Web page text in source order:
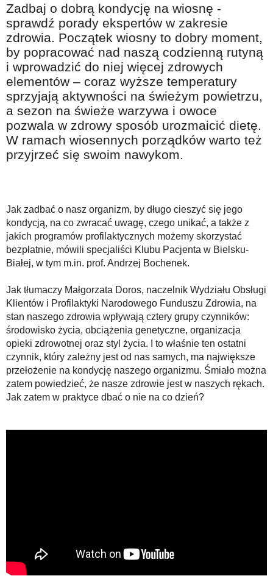
Na wesoło
Hobby i pasje
Żyj aktywnie
60plus - najcenniejsi klienci
Dobra opieka
Warto naśladować
Coś dla ducha
Smacznie i zdrowo
Stop samotności
Z internetem za pan brat
Bezpiecznie i w zgodzie z prawem
Zadbaj o dobrą kondycję na wiosnę -
sprawdź porady ekspertów w zakresie
zdrowia. Początek wiosny to dobry moment,
by popracować nad naszą codzienną rutyną
i wprowadzić do niej więcej zdrowych
elementów – coraz wyższe temperatury
sprzyjają aktywności na świeżym powietrzu,
a sezon na świeże warzywa i owoce
pozwala w zdrowy sposób urozmaicić dietę.
W ramach wiosennych porządków warto też
przyjrzeć się swoim nawykom.
Jak zadbać o nasz organizm, by długo cieszyć się jego
kondycją, na co zwracać uwagę, czego unikać, a także z
jakich programów profilaktycznych możemy skorzystać
bezpłatnie, mówili specjaliści Klubu Pacjenta w Bielsku-
Białej, w tym m.in. prof. Andrzej Bochenek.
Jak tłumaczy Małgorzata Doros, naczelnik Wydziału Obsługi
Klientów i Profilaktyki Narodowego Funduszu Zdrowia, na
stan naszego zdrowia wpływają cztery grupy czynników:
środowisko życia, obciążenia genetyczne, organizacja
opieki zdrowotnej oraz styl życia. I to właśnie ten ostatni
czynnik, który zależny jest od nas samych, ma największe
przełożenie na kondycję naszego organizmu. Śmiało można
zatem powiedzieć, że nasze zdrowie jest w naszych rękach.
Jak zatem w praktyce dbać o nie na co dzień?